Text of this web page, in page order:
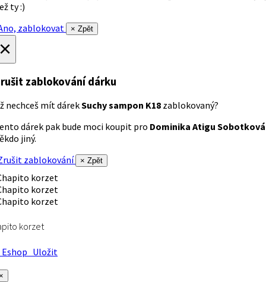
ty :)
zablokovat
× Zpět
zablokování dárku
nechceš mít dárekSuchy sampon K18 zablokovaný?
dárek pak bude moci koupit pro Dominika Atigu Sobotková
jiný.
zablokování
× Zpět
korzet
Uložit